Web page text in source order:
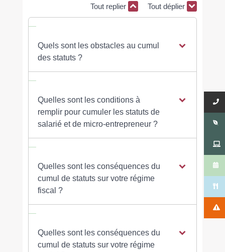
Tout replier Tout déplier
Quels sont les obstacles au cumul
des statuts ?
Quelles sont les conditions à
remplir pour cumuler les statuts de
salarié et de micro-entrepreneur ?
Quelles sont les conséquences du
cumul de statuts sur votre régime
fiscal ?
Quelles sont les conséquences du
cumul de statuts sur votre régime